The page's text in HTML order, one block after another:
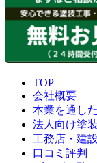
TOP
会社概要
本業を通し
法人向け塗
工務店・建
口コミ評判